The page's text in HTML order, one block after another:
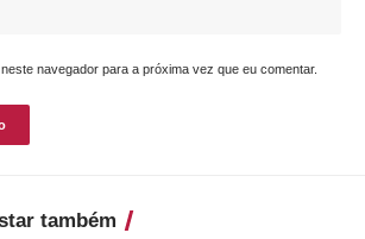
navegador para a próxima vez que eu comentar.
também